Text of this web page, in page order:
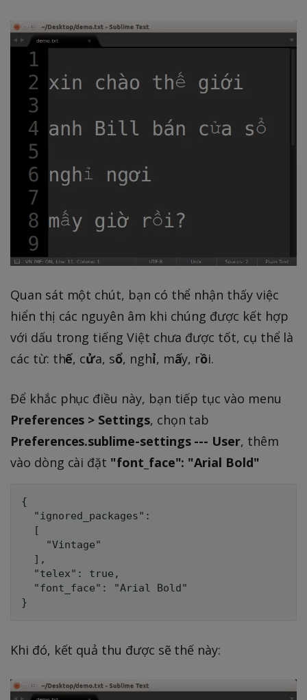
Quan sát một chút, bạn có thể nhận thấy việc
hiển thị các nguyên âm khi chúng được kết hợp
với dấu trong tiếng Việt chưa được tốt, cụ thể là
các từ: thế, cửa, sổ, nghỉ, mấy, rồi.
Để khắc phục điều này, bạn tiếp tục vào menu
Preferences > Settings, chọn tab
Preferences.sublime-settings --- User, thêm
vào dòng cài đặt "font_face": "Arial Bold"
{
  "ignored_packages":
  [
    "Vintage"
  ],
  "telex": true,
  "font_face": "Arial Bold"
Khi đó, kết quả thu được sẽ thế này: